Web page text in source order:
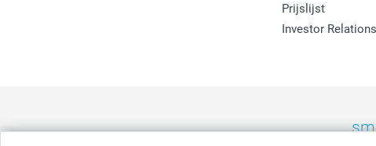
Prijslijst
Investor Relations